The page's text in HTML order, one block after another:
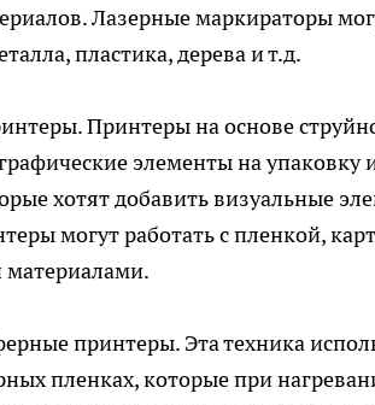
Лазерные маркираторы
пластика, дерева и т.д.
Принтеры на основе
элементы на упаковку
хотят добавить визуальные
могут работать с пленкой,
принтеры. Эта техника
пленках, которые при